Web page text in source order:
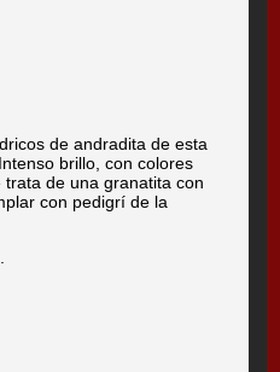
de andradita de esta
brillo, con colores
de una granatita con
con pedigrí de la